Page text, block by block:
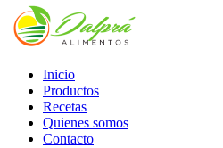
Inicio
Productos
Recetas
Quienes somos
Contacto